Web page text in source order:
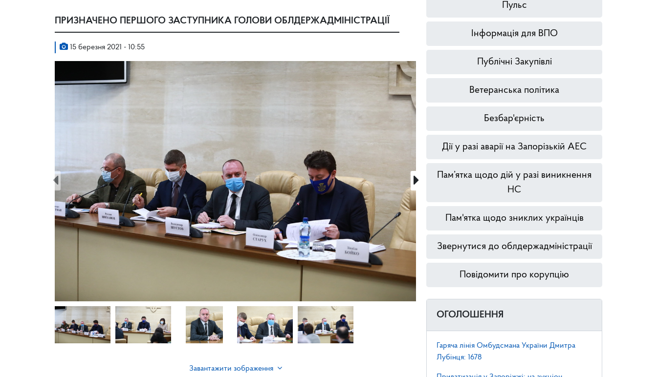
ПРИЗНАЧЕНО ПЕРШОГО ЗАСТУПНИКА ГОЛОВИ ОБЛДЕРЖАДМІНІСТРАЦІЇ
15 березня 2021 - 10:55
Завантажити зображення
Пульс
Інформація для ВПО
Публічні Закупівлі
Ветеранська політика
Безбар'єрність
Дії у разі аварії на Запорізькій АЕС
Пам’ятка щодо дій у разі виникнення
НС
Пам'ятка щодо зниклих українців
Звернутися до облдержадміністрації
Повідомити про корупцію
ОГОЛОШЕННЯ
Гаряча лінія Омбудсмана України Дмитра
Лубінця: 1678